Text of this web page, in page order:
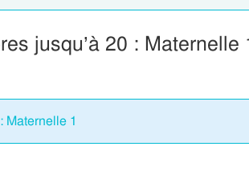
jusqu’à 20 : Maternelle
Maternelle 1